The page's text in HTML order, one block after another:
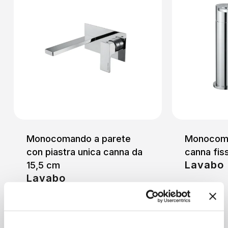
Monocomando a parete
con piastra unica canna da
15,5 cm
Lavabo
canna
Lavabo